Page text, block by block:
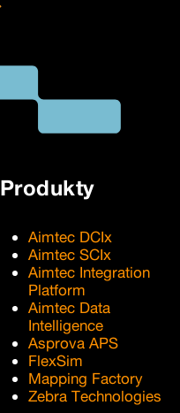
Produkty
Aimtec DCIx
Aimtec SCIx
Aimtec Integration
Platform
Aimtec Data
Intelligence
Asprova APS
FlexSim
Mapping Factory
Zebra Technologies